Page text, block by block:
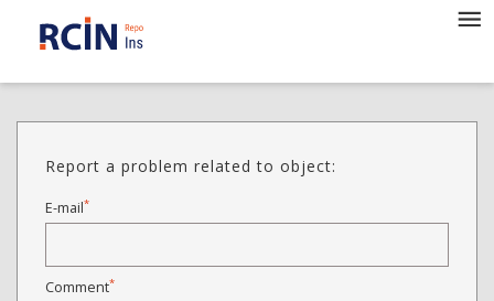
Report a problem related to object:
E-mail*
Comment*